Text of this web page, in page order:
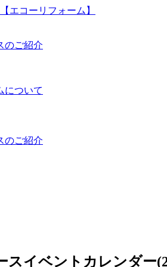
のご紹介
について
のご紹介
スイベントカレンダー